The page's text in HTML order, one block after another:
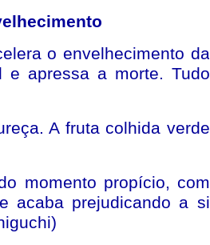
o envelhecimento da
apressa a morte. Tudo
A fruta colhida verde
momento propício, com
acaba prejudicando a si